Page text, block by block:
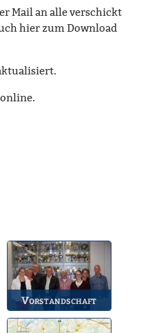
Mail an alle verschickt
hier zum Download
Vorstandschaft
Unsere amtierende
Vorstandschaft.